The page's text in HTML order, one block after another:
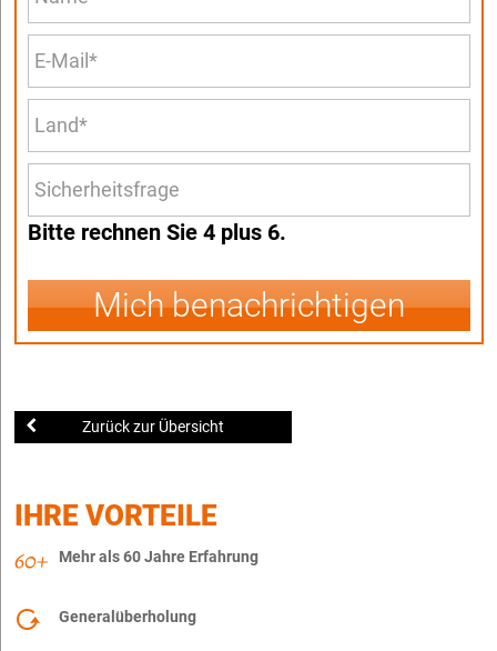
Bitte rechnen Sie 4 plus 6.
Mich benachrichtigen
Zurück zur Übersicht
IHRE VORTEILE
Mehr als 60 Jahre Erfahrung
Generalüberholung